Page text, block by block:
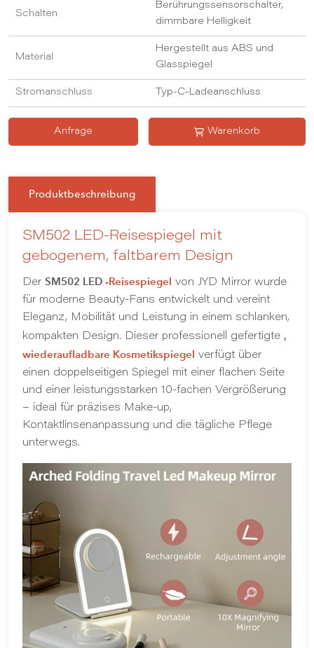
Schalten
Berührungssensorschalter,
dimmbare Helligkeit
Material
Hergestellt aus ABS und
Glasspiegel
Stromanschluss Typ-C-Ladeanschluss
Anfrage Warenkorb
Produktbeschreibung
SM502 LED-Reisespiegel mit
gebogenem, faltbarem Design
Der SM502 LED -Reisespiegel von JYD Mirror wurde
für moderne Beauty-Fans entwickelt und vereint
Eleganz, Mobilität und Leistung in einem schlanken,
kompakten Design. Dieser professionell gefertigte ,
wiederaufladbare Kosmetikspiegel verfügt über
einen doppelseitigen Spiegel mit einer flachen Seite
und einer leistungsstarken 10-fachen Vergrößerung
– ideal für präzises Make-up,
Kontaktlinsenanpassung und die tägliche Pflege
unterwegs.